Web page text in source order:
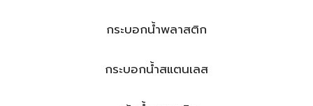
กระบอกน้ำพลาสติก
กระบอกน้ำสแตนเลส